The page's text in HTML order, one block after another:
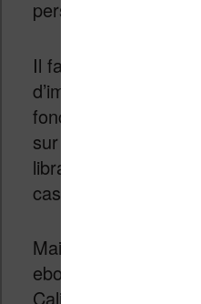
personnel.
Il faut aussi noter
d’important : les
fonctionnent mieux
sur votre liseuse
librairie intégrée.
cas sur les liseuses
Mais, vous pouvez
ebooks sur votre
Calibre et effectuer